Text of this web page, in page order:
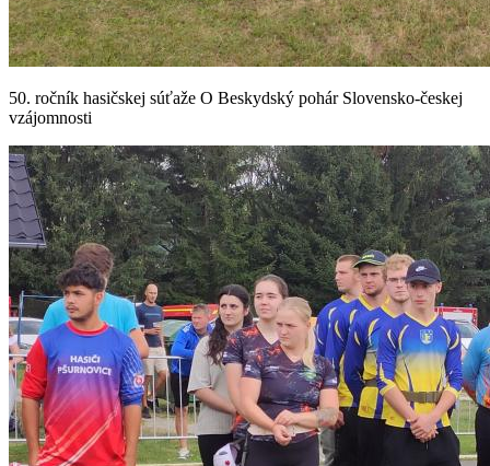
50. ročník hasičskej súťaže O Beskydský pohár Slovensko-českej
vzájomnosti